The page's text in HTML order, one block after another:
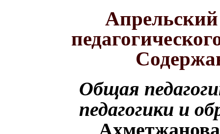
Общая
педагогики и